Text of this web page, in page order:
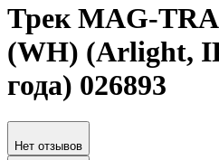
Трек MAG-
(WH) (Arlight,
года) 026893
Нет отзывов